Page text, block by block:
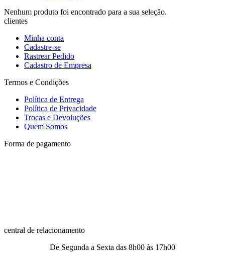
Nenhum produto foi encontrado para a sua seleção.
clientes
Minha conta
Cadastre-se
Rastrear Pedido
Cadastro de Empresa
Termos e Condições
Política de Entrega
Política de Privacidade
Trocas e Devoluções
Quem Somos
Forma de pagamento
central de relacionamento
De Segunda a Sexta das 8h00 às 17h00